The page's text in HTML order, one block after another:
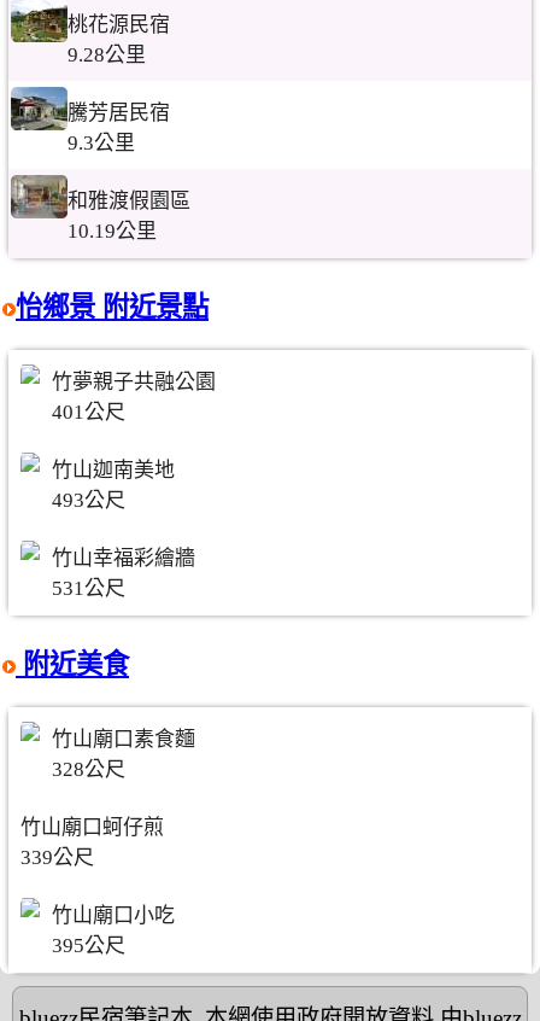
桃花源民宿
9.28公里
騰芳居民宿
9.3公里
和雅渡假園區
10.19公里
怡鄉景 附近景點
竹夢親子共融公園
401公尺
竹山迦南美地
493公尺
竹山幸福彩繪牆
531公尺
附近美食
竹山廟口素食麵
328公尺
竹山廟口蚵仔煎
339公尺
竹山廟口小吃
395公尺